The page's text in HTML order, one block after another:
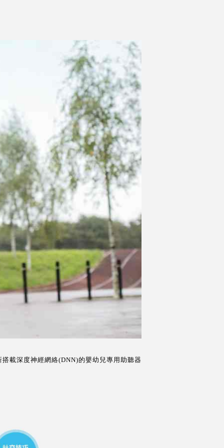
搭載深度神經網絡(DNN)的嬰幼兒專用助聽器